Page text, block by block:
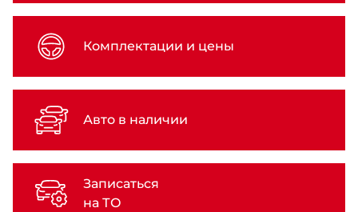
Комплектации и цены
Авто в наличии
Записаться
на ТО